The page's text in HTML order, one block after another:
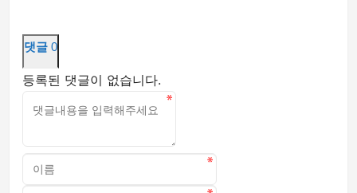
댓글 0
등록된 댓글이 없습니다.